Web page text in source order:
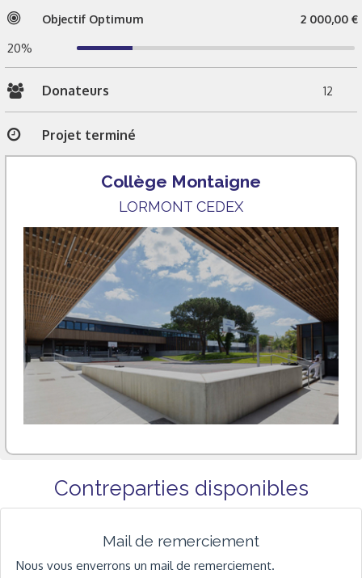
Objectif Optimum 2 000,00 €
20%
Donateurs 12
Projet terminé
Collège Montaigne
LORMONT CEDEX
Contreparties disponibles
Mail de remerciement
Nous vous enverrons un mail de remerciement.